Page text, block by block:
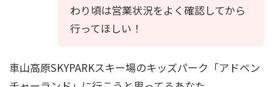
わり頃は営業状況をよく確認してから
行ってほしい！
車山高原SKYPARKスキー場のキッズパーク「アドベン